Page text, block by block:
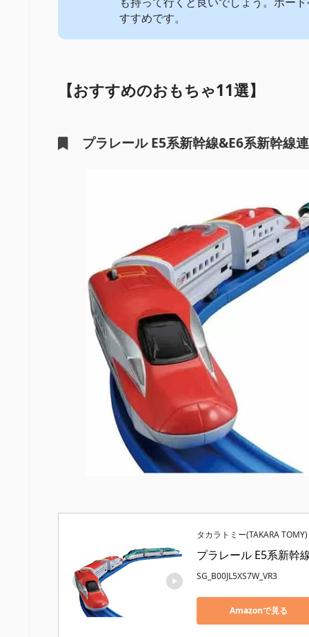
すすめです。
【おすすめのおもちゃ11選】
プラレール E5系新幹線&E6系新幹線
タカラトミー(TAKARA TOMY)
プラレール E5系新幹
SG_B00JL5XS7W_VR3
Amazonで見る